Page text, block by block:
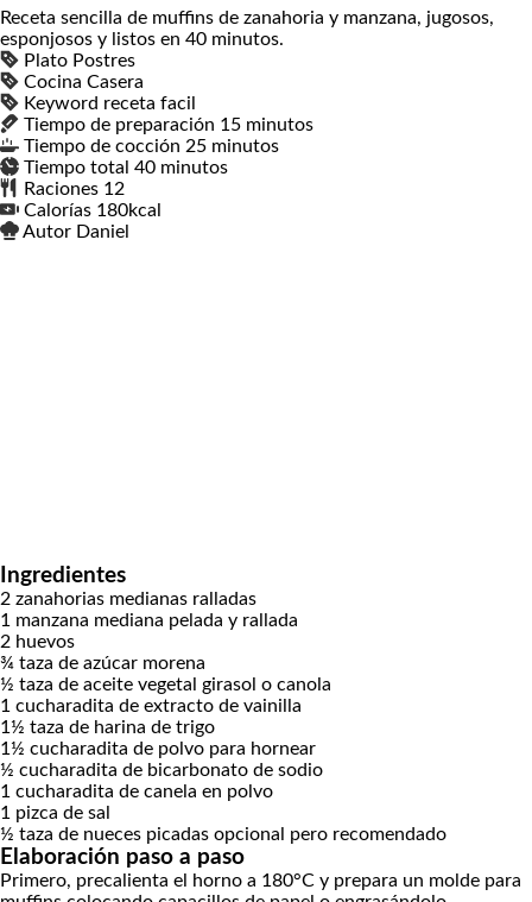
Receta sencilla de muffins de zanahoria y manzana, jugosos,
esponjosos y listos en 40 minutos.
Plato Postres
Cocina Casera
Keyword receta facil
Tiempo de preparación 15 minutos
minutos
Tiempo de cocción 25 minutos
minutos
Tiempo total 40 minutos
minutos
Raciones 12
Calorías 180kcal
Autor Daniel
Ingredientes
2 zanahorias medianas ralladas
1 manzana mediana pelada y rallada
2 huevos
¾ taza de azúcar morena
½ taza de aceite vegetal
girasol o canola
1 cucharadita de extracto de vainilla
1½ taza de harina de trigo
1½ cucharadita de polvo para hornear
½ cucharadita de bicarbonato de sodio
1 cucharadita de canela en polvo
1 pizca de sal
½ taza de nueces picadas opcional pero recomendado
Elaboración paso a paso
Primero, precalienta el horno a 180°C y prepara un molde para